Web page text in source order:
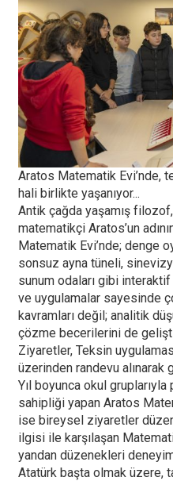
Aratos Matematik Evi’nde,
hali birlikte yaşanıyor...
Antik çağda yaşamış
matematikçi Aratos’un
Matematik Evi’nde; denge
sonsuz ayna tüneli,
sunum odaları gibi
ve uygulamalar sayesinde
kavramları değil; analitik
çözme becerilerini de
Ziyaretler, Teksin
üzerinden randevu
Yıl boyunca okul
sahipliği yapan Aratos
ise bireysel ziyaretler
ilgisi ile karşılaşan
yandan düzenekleri
Atatürk başta olmak üzere,